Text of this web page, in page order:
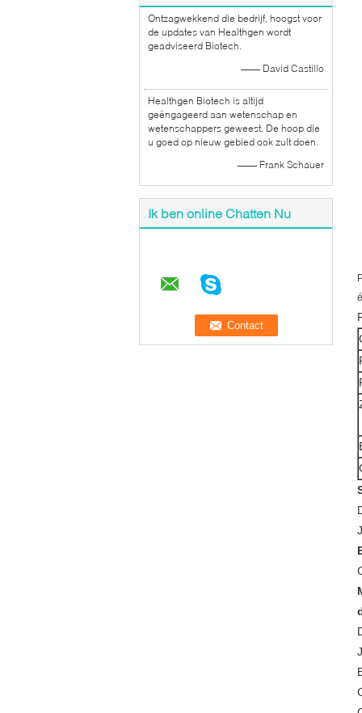
Ontzagwekkend die bedrijf, hoogst voor
de updates van Healthgen wordt
geadviseerd Biotech.
—— David Castillo
Healthgen Biotech is altijd
geëngageerd aan wetenschap en
wetenschappers geweest. De hoop die
u goed op nieuw gebied ook zult doen.
—— Frank Schauer
Ik ben online Chatten Nu